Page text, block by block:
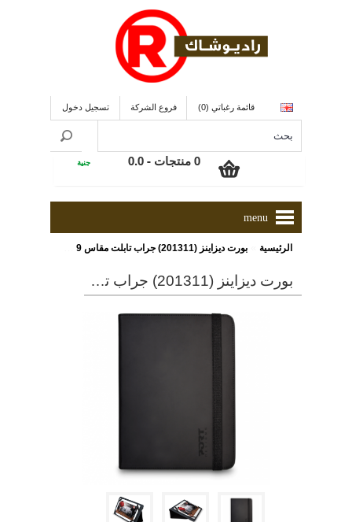
قائمة رغباتي (0) فروع الشركة تسجيل دخول
0 منتجات - 0.0 جنية
menu
الرئيسية بورت ديزاينز (201311) جراب تابلت مقاس 9 - 10 بوصة قابل للطى
بورت ديزاينز (201311) جراب تابلت مقاس 9 - 10 بوصة قابل للطى